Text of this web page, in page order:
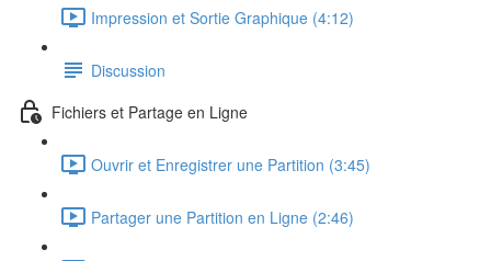
Impression et Sortie Graphique (4:12)
Discussion
Fichiers et Partage en Ligne
Ouvrir et Enregistrer une Partition (3:45)
Partager une Partition en Ligne (2:46)